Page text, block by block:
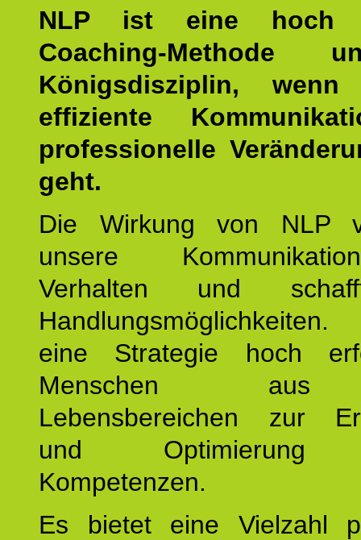
NLP ist eine hoch
Coaching-Methode
Königsdisziplin,
effiziente
professionelle
geht.
Die Wirkung von NLP
unsere
Verhalten und
eine Strategie hoch
Menschen
Lebensbereichen zur
und Optimierung
Kompetenzen.
Es bietet eine Vielzahl